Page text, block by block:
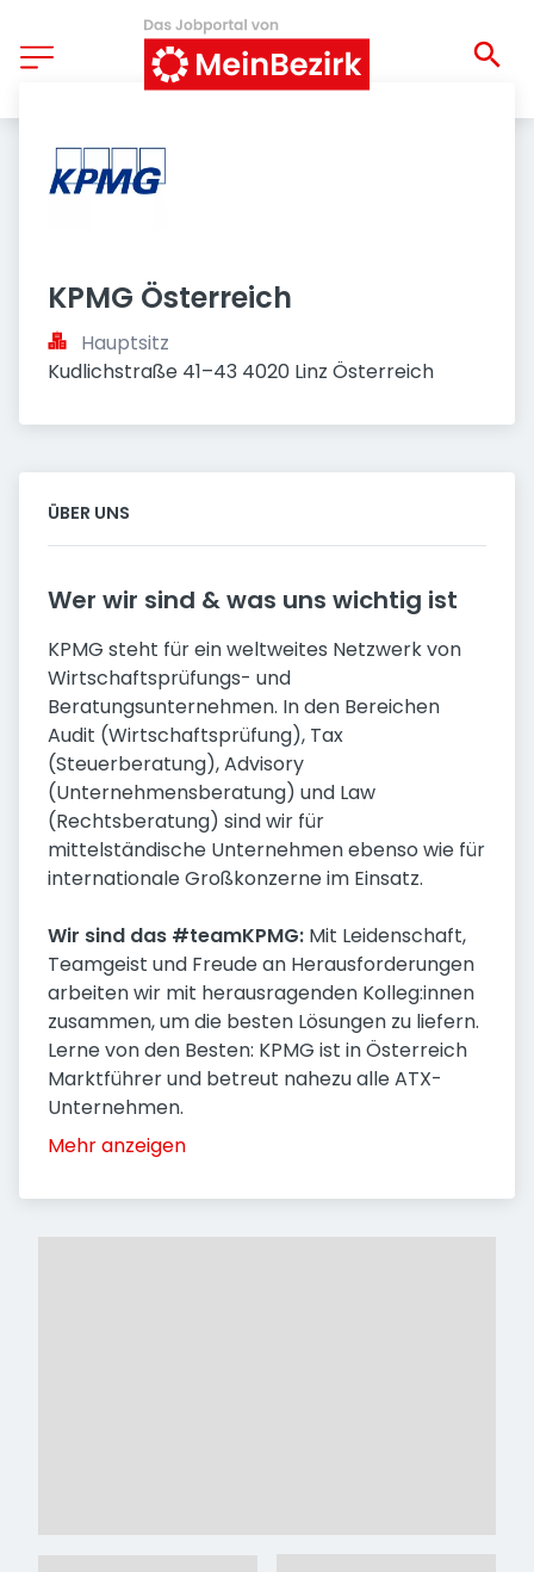
KPMG Österreich
Hauptsitz
Kudlichstraße 41–43 4020 Linz Österreich
ÜBER UNS
Wer wir sind & was uns wichtig ist
KPMG steht für ein weltweites Netzwerk von
Wirtschaftsprüfungs- und
Beratungsunternehmen. In den Bereichen
Audit (Wirtschaftsprüfung), Tax
(Steuerberatung), Advisory
(Unternehmensberatung) und Law
(Rechtsberatung) sind wir für
mittelständische Unternehmen ebenso wie für
internationale Großkonzerne im Einsatz.
Wir sind das #teamKPMG: Mit Leidenschaft,
Teamgeist und Freude an Herausforderungen
arbeiten wir mit herausragenden Kolleg:innen
zusammen, um die besten Lösungen zu liefern.
Lerne von den Besten: KPMG ist in Österreich
Marktführer und betreut nahezu alle ATX-
Unternehmen.
Mehr anzeigen